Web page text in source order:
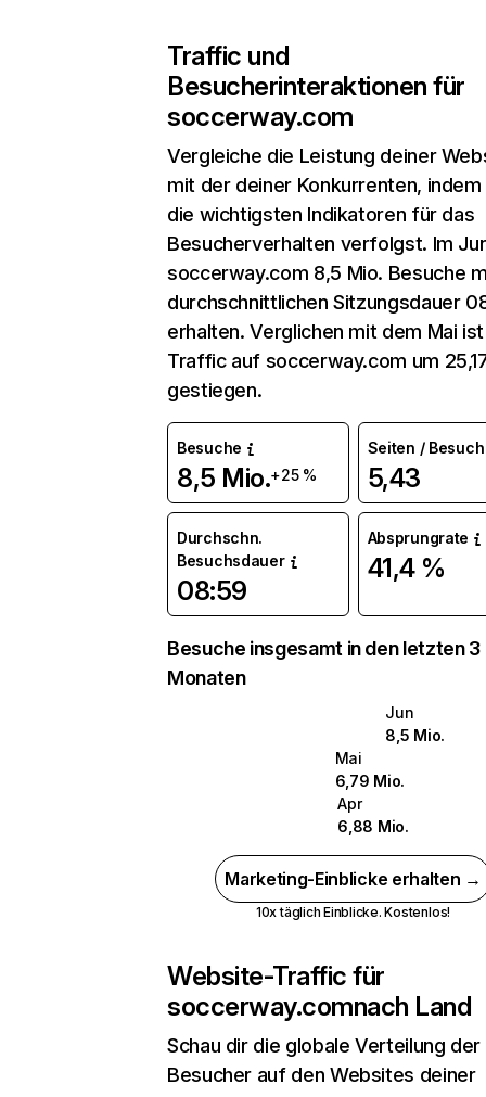
Traffic und
Besucherinteraktionen für
soccerway.com
Vergleiche die Leistung deiner
mit der deiner Konkurrenten, indem
die wichtigsten Indikatoren für das
Besucherverhalten verfolgst. Im
soccerway.com 8,5 Mio. Besuche
durchschnittlichen Sitzungsdauer
erhalten. Verglichen mit dem Mai
Traffic auf soccerway.com um
gestiegen.
Besuche
8,5 Mio.+25 %
Seiten / Besuch
5,43
Durchschn.
Besuchsdauer
08:59
Absprungrate
41,4 %
Besuche insgesamt in den letzten 3
Monaten
Jun
8,5 Mio.
Mai
6,79 Mio.
Apr
6,88 Mio.
Marketing-Einblicke erhalten →
10x täglich Einblicke. Kostenlos!
Website-Traffic für
soccerway.comnach Land
Schau dir die globale Verteilung der
Besucher auf den Websites deiner